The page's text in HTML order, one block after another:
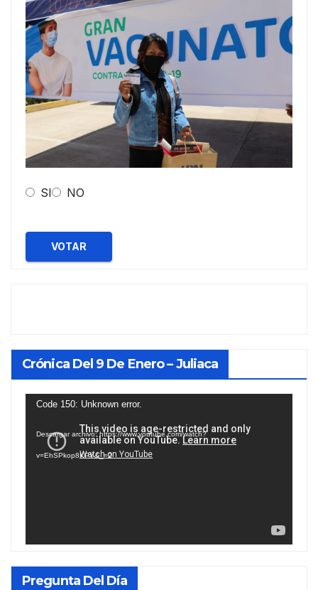
SI NO
VOTAR
Crónica Del 9 De Enero – Juliaca
Reproductor
vídeo
Code 150: Unknown error.
Descargar archivo: https://www.youtube.com/watch?
v=EhSPkop8KPY&_=2
Pregunta Del Día